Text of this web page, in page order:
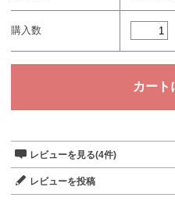
購入数
レビューを見る(4件)
レビューを投稿